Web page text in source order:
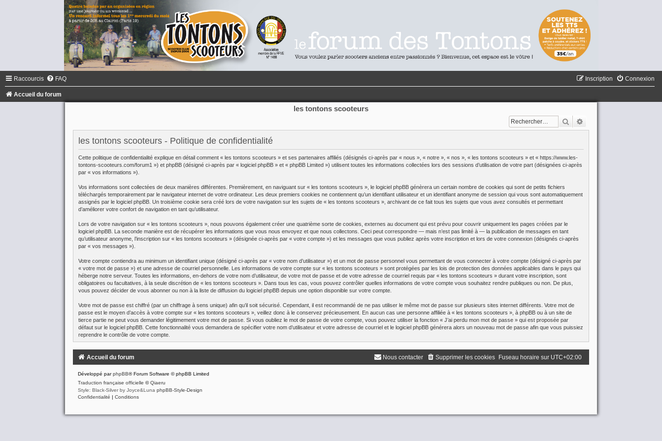
Raccourcis FAQ Connexion
Inscription
Accueil du forum
les tontons scooteurs
Rechercher
les tontons scooteurs - Politique de confidentialité
Cette politique de confidentialité explique en détail comment « les tontons scooteurs » et ses partenaires affiliés (désignés ci-après par « nous », « notre », « nos », « les tontons scooteurs » et « https://www.les-
tontons-scooteurs.com/forum1 ») et phpBB (désigné ci-après par « logiciel phpBB » et « phpBB Limited ») utilisent toutes les informations collectées lors des sessions d’utilisation de votre part (désignées ci-après
par « vos informations »).
Vos informations sont collectées de deux manières différentes. Premièrement, en naviguant sur « les tontons scooteurs », le logiciel phpBB génèrera un certain nombre de cookies qui sont de petits fichiers
téléchargés temporairement par le navigateur internet de votre ordinateur. Les deux premiers cookies ne contiennent qu’un identifiant utilisateur et un identifiant anonyme de session qui vous sont automatiquement
assignés par le logiciel phpBB. Un troisième cookie sera créé lors de votre navigation sur les sujets de « les tontons scooteurs », archivant de ce fait tous les sujets que vous avez consultés et permettant
d’améliorer votre confort de navigation en tant qu’utilisateur.
Lors de votre navigation sur « les tontons scooteurs », nous pouvons également créer une quatrième sorte de cookies, externes au document qui est prévu pour couvrir uniquement les pages créées par le
logiciel phpBB. La seconde manière est de récupérer les informations que vous nous envoyez et que nous collectons. Ceci peut correspondre — mais n’est pas limité à — la publication de messages en tant
qu’utilisateur anonyme, l’inscription sur « les tontons scooteurs » (désignée ci-après par « votre compte ») et les messages que vous publiez après votre inscription et lors de votre connexion (désignés ci-après
par « vos messages »).
Votre compte contiendra au minimum un identifiant unique (désigné ci-après par « votre nom d’utilisateur ») et un mot de passe personnel vous permettant de vous connecter à votre compte (désigné ci-après par
« votre mot de passe ») et une adresse de courriel personnelle. Les informations de votre compte sur « les tontons scooteurs » sont protégées par les lois de protection des données applicables dans le pays qui
héberge notre serveur. Toutes les informations, en-dehors de votre nom d’utilisateur, de votre mot de passe et de votre adresse de courriel requis par « les tontons scooteurs » durant votre inscription, sont
obligatoires ou facultatives, à la seule discrétion de « les tontons scooteurs ». Dans tous les cas, vous pouvez contrôler quelles informations de votre compte vous souhaitez rendre publiques ou non. De plus,
vous pouvez décider de vous abonner ou non à la liste de diffusion du logiciel phpBB depuis une option disponible sur votre compte.
Votre mot de passe est chiffré (par un chiffrage à sens unique) afin qu’il soit sécurisé. Cependant, il est recommandé de ne pas utiliser le même mot de passe sur plusieurs sites internet différents. Votre mot de
passe est le moyen d’accès à votre compte sur « les tontons scooteurs », veillez donc à le conservez précieusement. En aucun cas une personne affiliée à « les tontons scooteurs », à phpBB ou à un site de
tierce partie ne peut vous demander légitimement votre mot de passe. Si vous oubliez le mot de passe de votre compte, vous pouvez utiliser la fonction « J’ai perdu mon mot de passe » qui est proposée par
défaut sur le logiciel phpBB. Cette fonctionnalité vous demandera de spécifier votre nom d’utilisateur et votre adresse de courriel et le logiciel phpBB générera alors un nouveau mot de passe afin que vous puissiez
reprendre le contrôle de votre compte.
Accueil du forum Fuseau horaire sur UTC+02:00
Supprimer les cookies
Nous contacter
Développé parphpBB® Forum Software © phpBB Limited
Traduction française officielle ©Qiaeru
Style: Black-Silver by Joyce&Luna phpBB-Style-Design
Confidentialité | Conditions